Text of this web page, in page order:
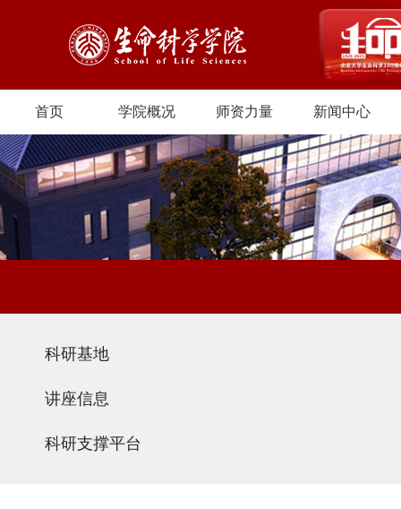
首页 学院概况 师资力量 新闻中心
科研基地
讲座信息
科研支撑平台